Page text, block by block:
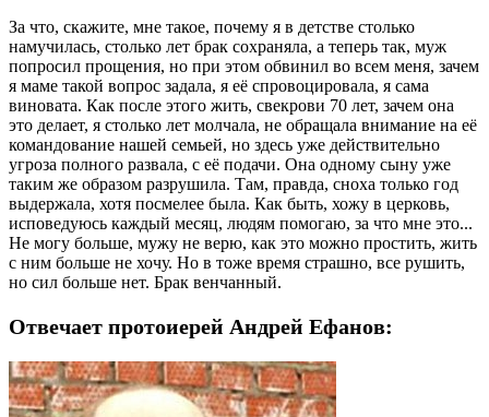
За что, скажите, мне такое, почему я в детстве столько
намучилась, столько лет брак сохраняла, а теперь так, муж
попросил прощения, но при этом обвинил во всем меня, зачем
я маме такой вопрос задала, я её спровоцировала, я сама
виновата. Как после этого жить, свекрови 70 лет, зачем она
это делает, я столько лет молчала, не обращала внимание на её
командование нашей семьей, но здесь уже действительно
угроза полного развала, с её подачи. Она одному сыну уже
таким же образом разрушила. Там, правда, сноха только год
выдержала, хотя посмелее была. Как быть, хожу в церковь,
исповедуюсь каждый месяц, людям помогаю, за что мне это...
Не могу больше, мужу не верю, как это можно простить, жить
с ним больше не хочу. Но в тоже время страшно, все рушить,
но сил больше нет. Брак венчанный.
Отвечает протоиерей Андрей Ефанов: